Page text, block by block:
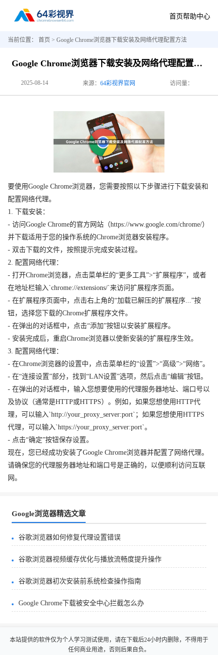
首页帮助中心
当前位置： 首页 > Google Chrome浏览器下载安装及网络代理配置方法
Google Chrome浏览器下载安装及网络代理配置方法
2025-08-14 来源： 64彩视界官网 访问量：
要使用Google Chrome浏览器，您需要按照以下步骤进行下载安装和
配置网络代理。
1. 下载安装：
- 访问Google Chrome的官方网站（https://www.google.com/chrome/）
并下载适用于您的操作系统的Chrome浏览器安装程序。
- 双击下载的文件，按照提示完成安装过程。
2. 配置网络代理：
- 打开Chrome浏览器，点击菜单栏的“更多工具”>“扩展程序”，或者
在地址栏输入`chrome://extensions/`来访问扩展程序页面。
- 在扩展程序页面中，点击右上角的“加载已解压的扩展程序...”按
钮，选择您下载的Chrome扩展程序文件。
- 在弹出的对话框中，点击“添加”按钮以安装扩展程序。
- 安装完成后，重启Chrome浏览器以使新安装的扩展程序生效。
3. 配置网络代理：
- 在Chrome浏览器的设置中，点击菜单栏的“设置”>“高级”>“网络”。
- 在“连接设置”部分，找到“LAN设置”选项，然后点击“编辑”按钮。
- 在弹出的对话框中，输入您想要使用的代理服务器地址、端口号以
及协议（通常是HTTP或HTTPS）。例如，如果您想使用HTTP代
理，可以输入`http://your_proxy_server:port`；如果您想使用HTTPS
代理，可以输入`https://your_proxy_server:port`。
- 点击“确定”按钮保存设置。
现在，您已经成功安装了Google Chrome浏览器并配置了网络代理。
请确保您的代理服务器地址和端口号是正确的，以便顺利访问互联
网。
Google浏览器精选文章
谷歌浏览器如何修复代理设置错误
谷歌浏览器视频缓存优化与播放流畅度提升操作
谷歌浏览器初次安装前系统检查操作指南
Google Chrome下载被安全中心拦截怎么办
本站提供的软件仅为个人学习测试使用，请在下载后24小时内删除，不得用于
任何商业用途，否则后果自负。